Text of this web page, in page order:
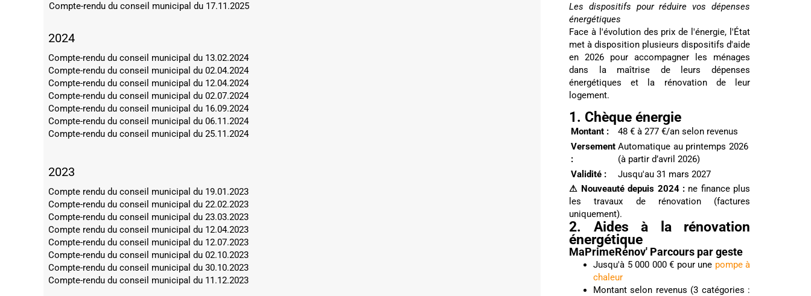
Les dispositifs pour réduire vos dépenses
énergétiques
Face à l'évolution des prix de l'énergie, l'État
met à disposition plusieurs dispositifs d'aide
en 2026 pour accompagner les ménages
dans la maîtrise de leurs dépenses
énergétiques et la rénovation de leur
logement.
1. Chèque énergie
Montant :
48 € à 277 €/an selon revenus
Versement
:
Automatique au printemps 2026
(à partir d’avril 2026)
Validité :
Jusqu'au 31 mars 2027
⚠ Nouveauté depuis 2024 :ne finance plus
les travaux de rénovation (factures
uniquement).
2. Aides à la rénovation
énergétique
MaPrimeRénov' Parcours par geste
Jusqu'à 5 000 000 € pour une pompe à
chaleur
Montant selon revenus (3 catégories :
Compte-rendu du conseil municipal du 17.11.2025
2024
Compte-rendu du conseil municipal du 13.02.2024
Compte-rendu du conseil municipal du 02.04.2024
Compte-rendu du conseil municipal du 12.04.2024
Compte-rendu du conseil municipal du 02.07.2024
Compte-rendu du conseil municipal du 16.09.2024
Compte-rendu du conseil municipal du 06.11.2024
Compte-rendu du conseil municipal du 25.11.2024
2023
Compte rendu du conseil municipal du 19.01.2023
Compte-rendu du conseil municipal du 22.02.2023
Compte-rendu du conseil municipal du 23.03.2023
Compte rendu du conseil municipal du 12.04.2023
Compte-rendu du conseil municipal du 12.07.2023
Compte-rendu du conseil municipal du 02.10.2023
Compte-rendu du conseil municipal du 30.10.2023
Compte-rendu du conseil municipal du 11.12.2023